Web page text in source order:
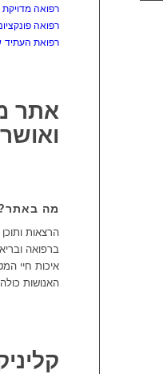
רפואה מדויקת
רפואה
רפואת העתיד
אתר
ואושר
מה
הרצאות
ברפואה
איכות חיי
האנושות